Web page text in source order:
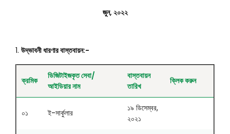
জুন, ২০২২
উদ্ভাবনী ধারণার বাস্তবায়ন:-
ক্রমিক
ডিজিটাইজকৃত সেবা/
আইডিয়ার নাম
বাস্তবায়ন
তারিখ
ক্লিক করুন
০১ ই-সার্কুলার
১৯ ডিসেম্বর,
২০২১